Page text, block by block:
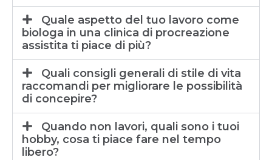
Quale aspetto del tuo lavoro come
biologa in una clinica di procreazione
assistita ti piace di più?
Quali consigli generali di stile di vita
raccomandi per migliorare le possibilità
di concepire?
Quando non lavori, quali sono i tuoi
hobby, cosa ti piace fare nel tempo
libero?